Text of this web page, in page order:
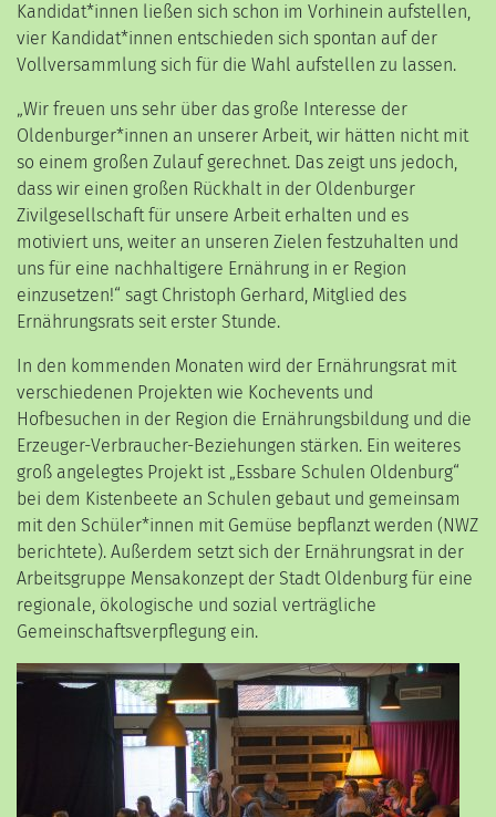
Kandidat*innen ließen sich schon im Vorhinein aufstellen,
vier Kandidat*innen entschieden sich spontan auf der
Vollversammlung sich für die Wahl aufstellen zu lassen.
„Wir freuen uns sehr über das große Interesse der
Oldenburger*innen an unserer Arbeit, wir hätten nicht mit
so einem großen Zulauf gerechnet. Das zeigt uns jedoch,
dass wir einen großen Rückhalt in der Oldenburger
Zivilgesellschaft für unsere Arbeit erhalten und es
motiviert uns, weiter an unseren Zielen festzuhalten und
uns für eine nachhaltigere Ernährung in er Region
einzusetzen!“ sagt Christoph Gerhard, Mitglied des
Ernährungsrats seit erster Stunde.
In den kommenden Monaten wird der Ernährungsrat mit
verschiedenen Projekten wie Kochevents und
Hofbesuchen in der Region die Ernährungsbildung und die
Erzeuger-Verbraucher-Beziehungen stärken. Ein weiteres
groß angelegtes Projekt ist „Essbare Schulen Oldenburg“
bei dem Kistenbeete an Schulen gebaut und gemeinsam
mit den Schüler*innen mit Gemüse bepflanzt werden (NWZ
berichtete). Außerdem setzt sich der Ernährungsrat in der
Arbeitsgruppe Mensakonzept der Stadt Oldenburg für eine
regionale, ökologische und sozial verträgliche
Gemeinschaftsverpflegung ein.